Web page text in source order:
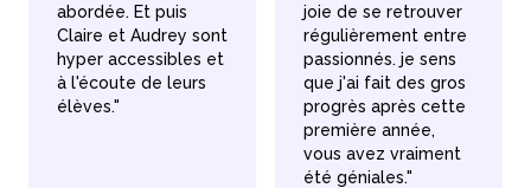
abordée. Et puis
Claire et Audrey sont
hyper accessibles et
à l'écoute de leurs
élèves."
joie de se retrouver
régulièrement entre
passionnés. je sens
que j'ai fait des gros
progrès après cette
première année,
vous avez vraiment
été géniales."